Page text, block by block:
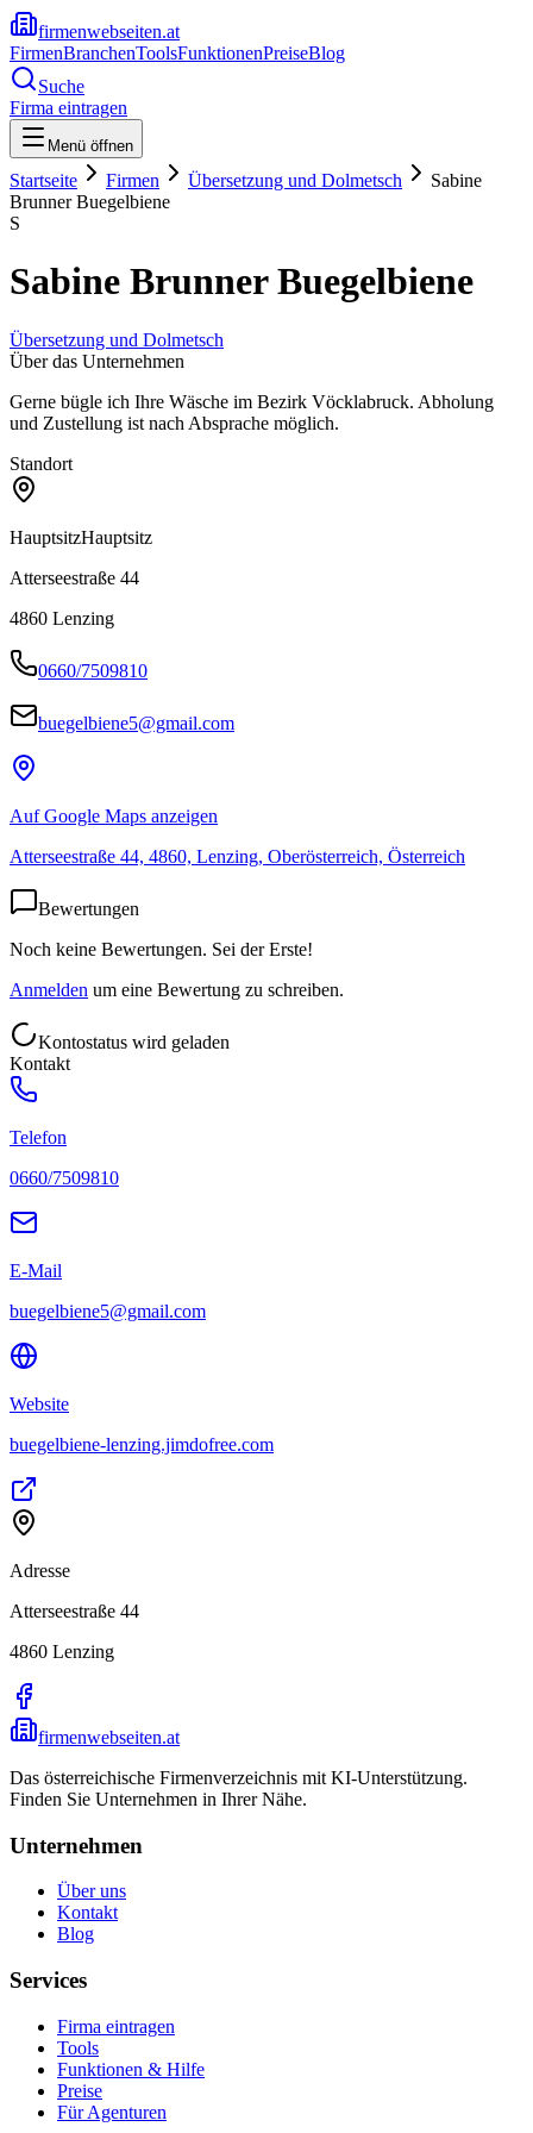
firmenwebseiten.at
FirmenBranchenToolsFunktionenPreiseBlog
Suche
Firma eintragen
Menü öffnen
Startseite Firmen Übersetzung und Dolmetsch
Sabine
Brunner Buegelbiene
S
Sabine Brunner Buegelbiene
Übersetzung und Dolmetsch
Über das Unternehmen
Gerne bügle ich Ihre Wäsche im Bezirk Vöcklabruck. Abholung
und Zustellung ist nach Absprache möglich.
Standort
HauptsitzHauptsitz
Atterseestraße 44
4860 Lenzing
0660/7509810
buegelbiene5@gmail.com
Auf Google Maps anzeigen
Atterseestraße 44, 4860, Lenzing, Oberösterreich, Österreich
Bewertungen
Noch keine Bewertungen. Sei der Erste!
Anmelden um eine Bewertung zu schreiben.
Kontostatus wird geladen
Kontakt
Telefon
0660/7509810
E-Mail
buegelbiene5@gmail.com
Website
buegelbiene-lenzing.jimdofree.com
Adresse
Atterseestraße 44
4860 Lenzing
firmenwebseiten.at
Das österreichische Firmenverzeichnis mit KI-Unterstützung.
Finden Sie Unternehmen in Ihrer Nähe.
Unternehmen
Über uns
Kontakt
Blog
Services
Firma eintragen
Tools
Funktionen & Hilfe
Preise
Für Agenturen